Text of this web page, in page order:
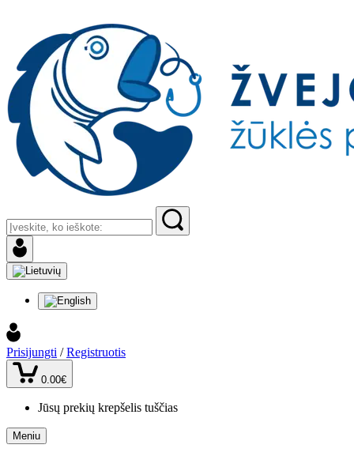
Prisijungti / Registruotis
0.00€
Jūsų prekių krepšelis tuščias
Meniu